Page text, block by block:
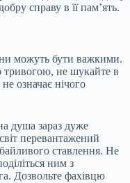
справу в її пам’ять.
можуть бути важкими.
тривогою, не шукайте в
означає нічого
душа зараз дуже
перевантажений
ставлення. Не
ним з
Дозвольте фахівцю